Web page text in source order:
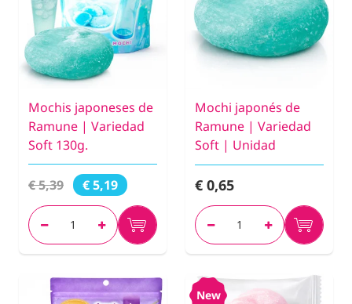
Mochis japoneses de
Ramune | Variedad
Soft 130g.
€ 5,39 € 5,19
Mochi japonés de
Ramune | Variedad
Soft | Unidad
€ 0,65
New